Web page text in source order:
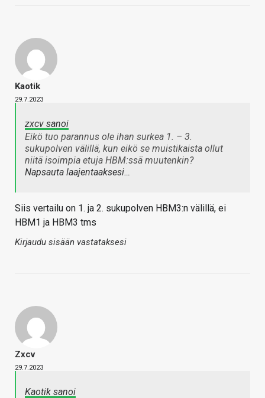
Kaotik
29.7.2023
zxcv sanoi
Eikö tuo parannus ole ihan surkea 1. – 3.
sukupolven välillä, kun eikö se muistikaista ollut
niitä isoimpia etuja HBM:ssä muutenkin?
Napsauta laajentaaksesi…
Siis vertailu on 1. ja 2. sukupolven HBM3:n välillä, ei
HBM1 ja HBM3 tms
Kirjaudu sisään vastataksesi
Zxcv
29.7.2023
Kaotik sanoi